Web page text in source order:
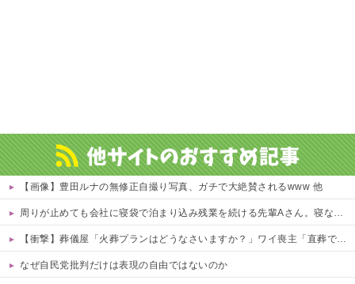
【画像】豊田ルナの無修正自撮り写真、ガチで大絶賛されるwww 他
周りが止めても会社に寝袋で泊まり込み残業を続ける先輩Aさん。寝ないように社長が椅子を変えても残る、さらに上司が帰るのを待って戻ってくる始末…そんなある日、出社すると社内が騒然としていて・・・
【衝撃】葬儀屋「火葬プランはどうなさいますか？」ワイ喪主「直葬で(即答)」→結果ァw w w w w w w w w w
なぜ自民党批判だけは表現の自由ではないのか